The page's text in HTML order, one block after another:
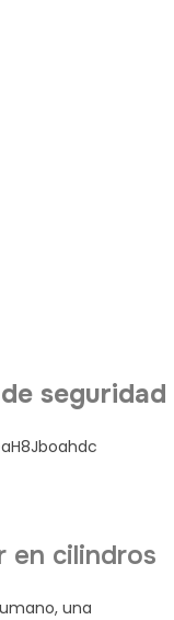
seguridad
en cilindros
una